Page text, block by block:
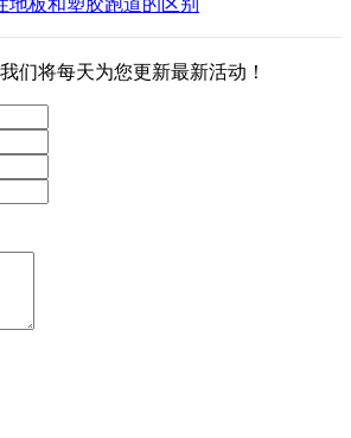
地板和塑胶跑道的区别
们将每天为您更新最新活动！